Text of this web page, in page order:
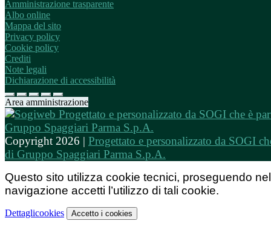
Amministrazione trasparente
Albo online
Mappa del sito
Privacy policy
Cookie policy
Crediti
Note legali
Dichiarazione di accessibilità
Area amministrazione
Copyright 2026 | Progettato e personalizzato da SOGI
di Gruppo Spaggiari Parma S.p.A.
Questo sito utilizza cookie tecnici, proseguendo
navigazione accetti l’utilizzo di tali cookie.
Dettaglicookies Accetto i cookies